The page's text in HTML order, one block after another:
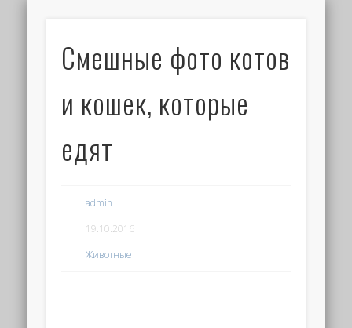
Смешные фото котов
и кошек, которые
едят
admin
19.10.2016
Животные